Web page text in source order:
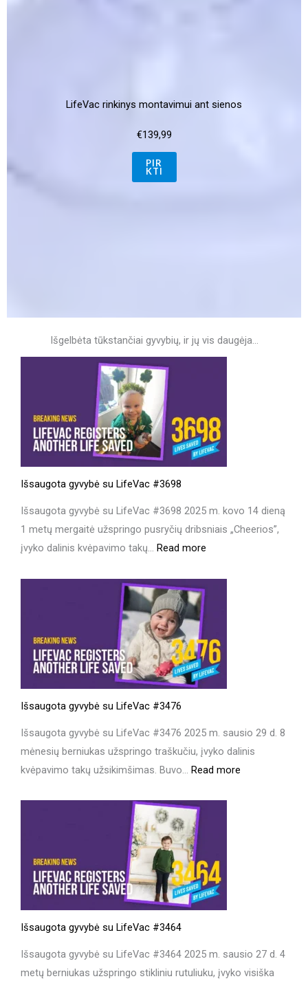
LifeVac rinkinys montavimui ant sienos
€139,99
PIR
KTI
Išgelbėta tūkstančiai gyvybių, ir jų vis daugėja…
Išsaugota gyvybė su LifeVac #3698
Išsaugota gyvybė su LifeVac #3698 2025 m. kovo 14 dieną
1 metų mergaitė užspringo pusryčių dribsniais „Cheerios”,
įvyko dalinis kvėpavimo takų… Read more
#3698
Išsaugota gyvybė su LifeVac #3476
Išsaugota gyvybė su LifeVac #3476 2025 m. sausio 29 d. 8
mėnesių berniukas užspringo traškučiu, įvyko dalinis
kvėpavimo takų užsikimšimas. Buvo… Read more
Išsaugota gyvybė su LifeVac #3464
Išsaugota gyvybė su LifeVac #3464 2025 m. sausio 27 d. 4
metų berniukas užspringo stikliniu rutuliuku, įvyko visiška